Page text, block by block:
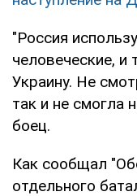
"Россия
человеческие, и
Украину. Не
так и не смогла
боец.
Как сообщал
отдельного